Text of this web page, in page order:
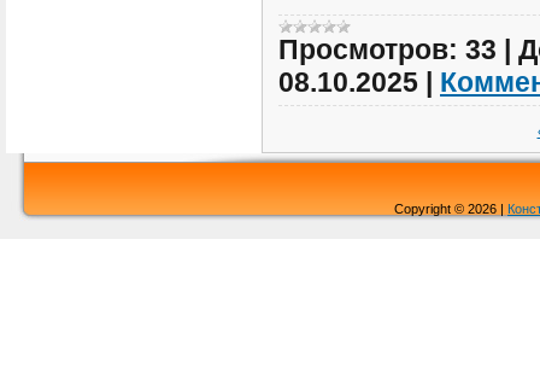
Просмотров: 33 |
08.10.2025 |
Copyright © 2026 |